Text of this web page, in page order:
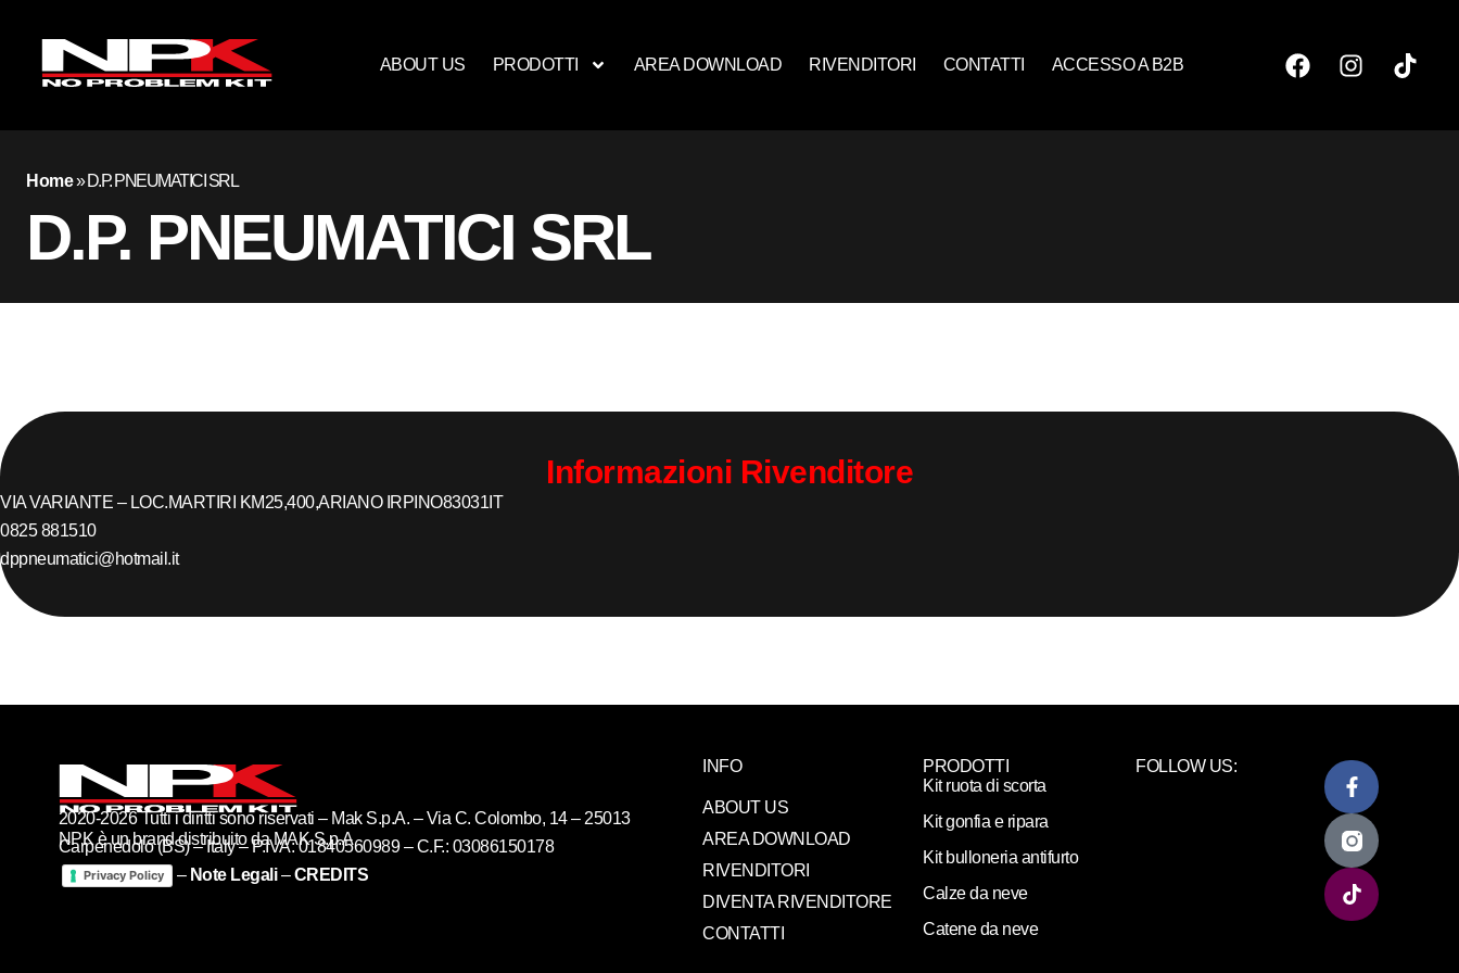
ABOUT US PRODOTTI AREA DOWNLOAD RIVENDITORI CONTATTI ACCESSO A B2B
Home»D.P. PNEUMATICI SRL
D.P. PNEUMATICI SRL
Informazioni Rivenditore
VIA VARIANTE – LOC.MARTIRI KM25,400,ARIANO IRPINO83031 IT
0825 881510
dppneumatici@hotmail.it
NPK è un brand distribuito da MAK S.p.A
2020-2026 Tutti i diritti sono riservati – Mak S.p.A. – Via C. Colombo, 14 – 25013
Carpenedolo (BS) – Italy – P.IVA: 01840560989 – C.F.: 03086150178
Privacy Policy – Note Legali–CREDITS
INFO
ABOUT US
AREA DOWNLOAD
RIVENDITORI
DIVENTA RIVENDITORE
CONTATTI
PRODOTTI
Kit ruota di scorta
Kit gonfia e ripara
Kit bulloneria antifurto
Calze da neve
Catene da neve
FOLLOW US: